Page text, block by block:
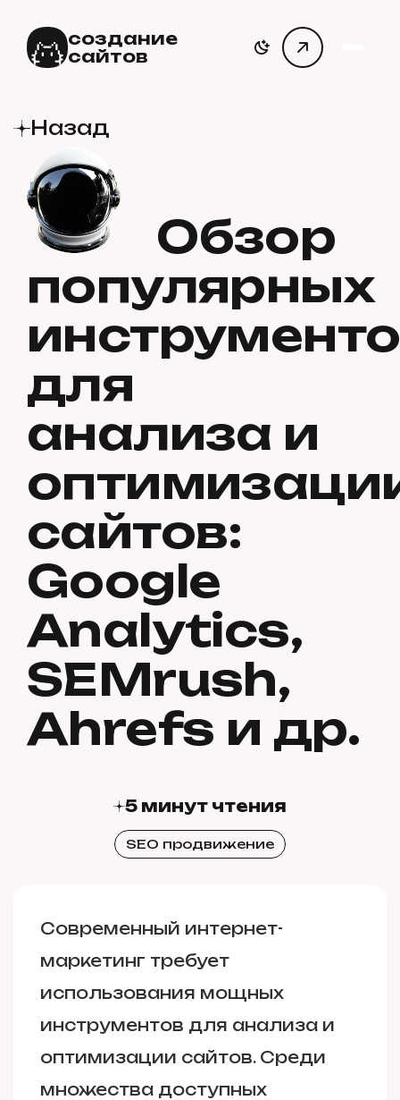
создание
сайтов
Назад
Обзор
популярных
для
анализа и
сайтов:
Google
Analytics,
SEMrush,
Ahrefs и др.
5 минут чтения
SEO продвижение
Современный интернет-
маркетинг требует
использования мощных
инструментов для анализа и
оптимизации сайтов. Среди
множества доступных